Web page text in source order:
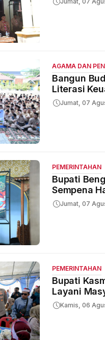
AGAMA DAN
Bangun
Literasi
Jumat, 07
PEMERINTAHAN
Bupati
Sempena
Jumat, 07
PEMERINTAHAN
Bupati
Layani
Kamis, 06